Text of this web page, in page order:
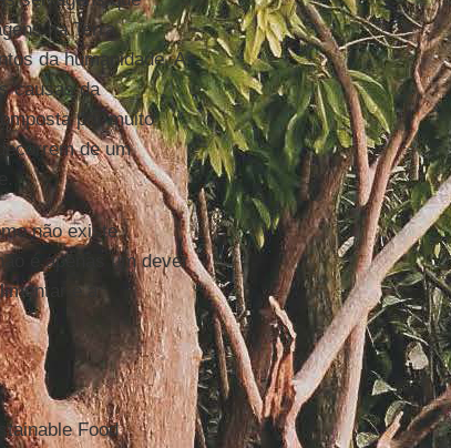
na Terra
da humanidade. A
causas da
por muito
de um
não existe
é apenas um dever
e a
Food